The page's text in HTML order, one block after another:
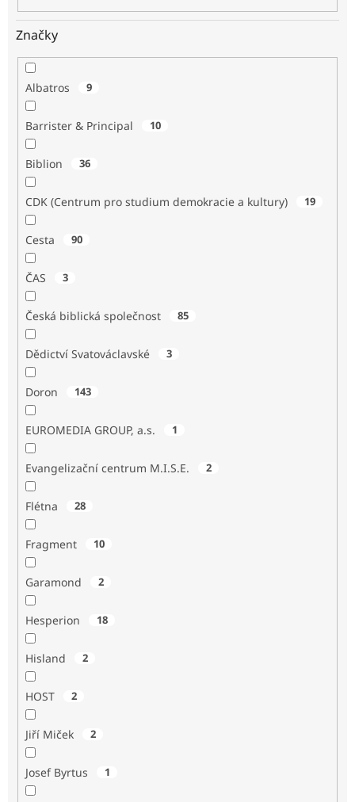
Značky
Albatros 9
Barrister & Principal 10
Biblion 36
CDK (Centrum pro studium demokracie a kultury) 19
Cesta 90
ČAS 3
Česká biblická společnost 85
Dědictví Svatováclavské 3
Doron 143
EUROMEDIA GROUP, a.s. 1
Evangelizační centrum M.I.S.E. 2
Flétna 28
Fragment 10
Garamond 2
Hesperion 18
Hisland 2
HOST 2
Jiří Miček 2
Josef Byrtus 1